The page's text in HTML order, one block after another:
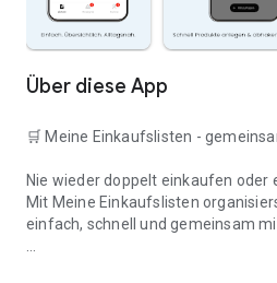
Über diese App
🛒 Meine Einkaufslisten -
Nie wieder doppelt einkaufen oder
Mit Meine Einkaufslisten
einfach, schnell und gemeinsam